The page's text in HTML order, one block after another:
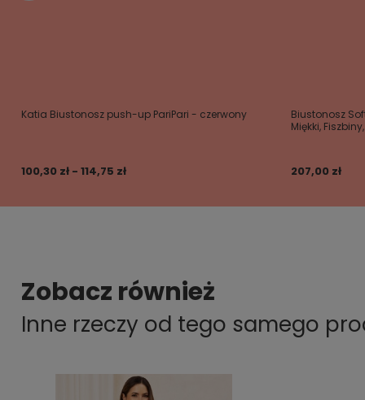
Katia Biustonosz push-up PariPari - czerwony
100,30 zł - 114,75 zł
Biustonosz
Miękki,
207,00 zł
Zobacz również
Inne rzeczy od tego samego